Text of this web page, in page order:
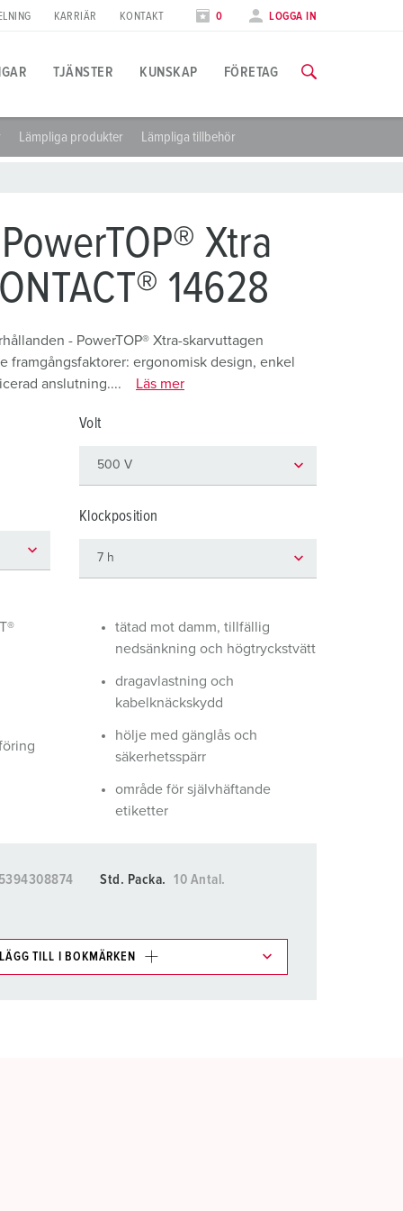
KARRIÄR KONTAKT 0 LOGGA IN
och underhållning
TJÄNSTER
TILL UTBILDNINGARNA
KUNSKAP FÖRETAG
Lämpliga produkter Lämpliga tillbehör
Xtra
14628
- PowerTOP® Xtra-skarvuttagen
framgångsfaktorer: ergonomisk design, enkel
anslutning....
Läs mer
Volt
Klockposition
tätad mot damm, tillfällig
nedsänkning och högtryckstvätt
dragavlastning och
kabelknäckskydd
hölje med gänglås och
säkerhetsspärr
område för självhäftande
etiketter
Std. Packa. 10 Antal.
LÄGG TILL I BOKMÄRKEN